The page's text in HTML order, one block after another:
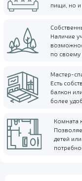
пищи, но и
Наличие
по своему
Мастер-
Есть
балкон
более
Комната
детей